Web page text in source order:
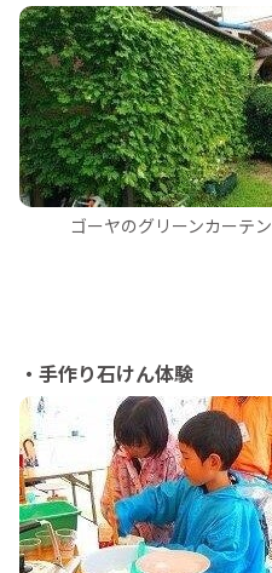
ゴーヤのグリーンカーテン
・手作り石けん体験